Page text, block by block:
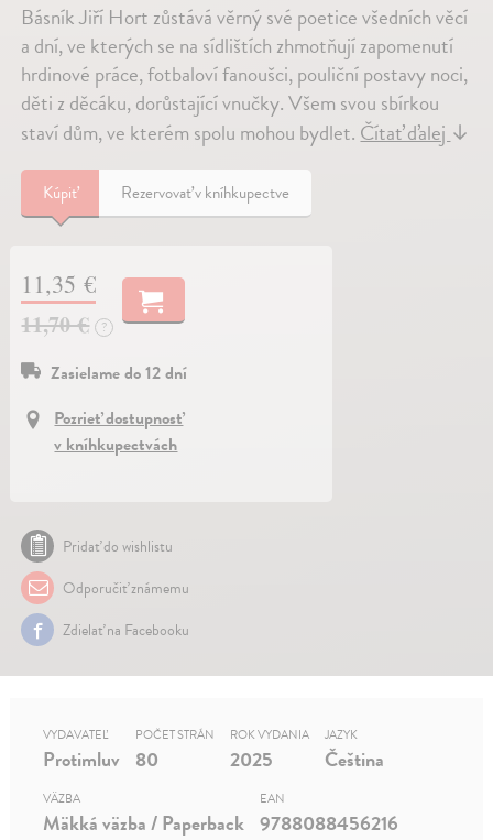
Básník Jiří Hort zůstává věrný své poetice všedních věcí
a dní, ve kterých se na sídlištích zhmotňují zapomenutí
hrdinové práce, fotbaloví fanoušci, pouliční postavy noci,
děti z děcáku, dorůstající vnučky. Všem svou sbírkou
staví dům, ve kterém spolu mohou bydlet.Čítať ďalej↓
Kúpiť Rezervovať v kníhkupectve
11,35 €
11,70 €
?
Zasielame do 12 dní
Pozrieť dostupnosť
v kníhkupectvách
Pridať do wishlistu
Odporučiť známemu
Zdielať na Facebooku
VYDAVATEĽ
Protimluv
POČET STRÁN
80
ROK VYDANIA
2025
JAZYK
Čeština
VÄZBA
Mäkká väzba / Paperback
EAN
9788088456216